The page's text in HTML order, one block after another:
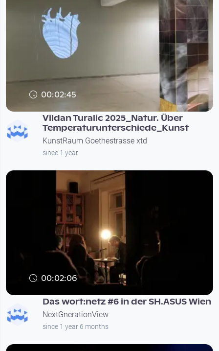
00:02:45
Vildan Turalic 2025_Natur. Über
Temperaturunterschiede_Kunst
KunstRaum Goethestrasse xtd
since 1 year
00:02:06
Das wort:netz #6 in der SH.ASUS Wien
NextGnerationView
since 1 year 6 months